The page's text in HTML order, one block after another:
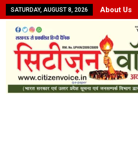
SATURDAY, AUGUST 8, 2026 About Us